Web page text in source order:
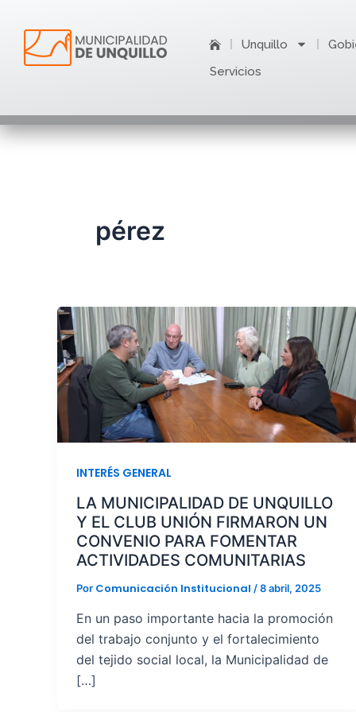
contenido
Unquillo
Servicios
pérez
INTERÉS GENERAL
LA MUNICIPALIDAD DE UNQUILLO
Y EL CLUB UNIÓN FIRMARON UN
CONVENIO PARA FOMENTAR
ACTIVIDADES COMUNITARIAS
Por Comunicación Institucional /8 abril, 2025
En un paso importante hacia la promoción
del trabajo conjunto y el fortalecimiento
del tejido social local, la Municipalidad de
[…]